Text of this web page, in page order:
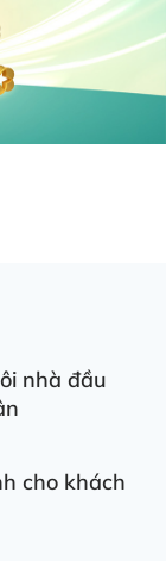
nhà đầu
cho khách